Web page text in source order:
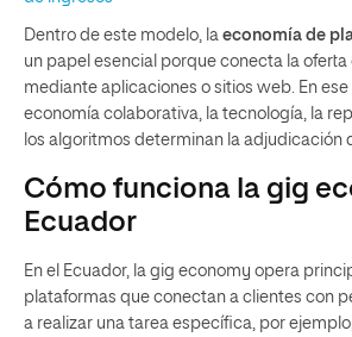
Dentro de este modelo, la economía de
un papel esencial porque conecta la
mediante aplicaciones o sitios web. En
economía colaborativa, la tecnología, la
los algoritmos determinan la adjudicación
Cómo funciona la gig
Ecuador
En el Ecuador, la gig economy opera
plataformas que conectan a clientes con
a realizar una tarea específica, por